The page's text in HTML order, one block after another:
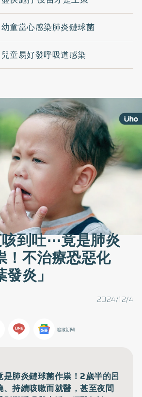
童當心感染肺炎鏈球菌
童易好發呼吸道感染
到吐⋯竟是肺炎
！不治療恐惡化
發炎」
2024/12/4
追蹤訂閱
是肺炎鏈球菌作祟！2歲半的呂
、持續咳嗽而就醫，甚至夜間